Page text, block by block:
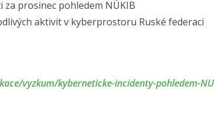
prosinec pohledem NÚKIB
aktivit v kyberprostoru Ruské federaci
vyzkum/kyberneticke-incidenty-pohledem-